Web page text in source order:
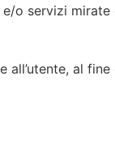
servizi mirate
al